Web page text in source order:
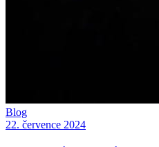
Blog
22. července 2024